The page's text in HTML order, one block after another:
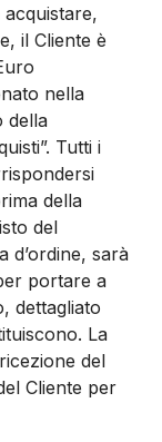
il Cliente è
nella
della
Tutti i
della
del
d’ordine, sarà
portare a
dettagliato
La
del
Cliente per